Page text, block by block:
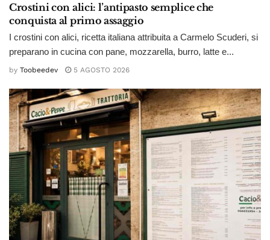
Crostini con alici: l’antipasto semplice che
conquista al primo assaggio
I crostini con alici, ricetta italiana attribuita a Carmelo Scuderi, si
preparano in cucina con pane, mozzarella, burro, latte e...
by Toobeedev 5 AGOSTO 2026